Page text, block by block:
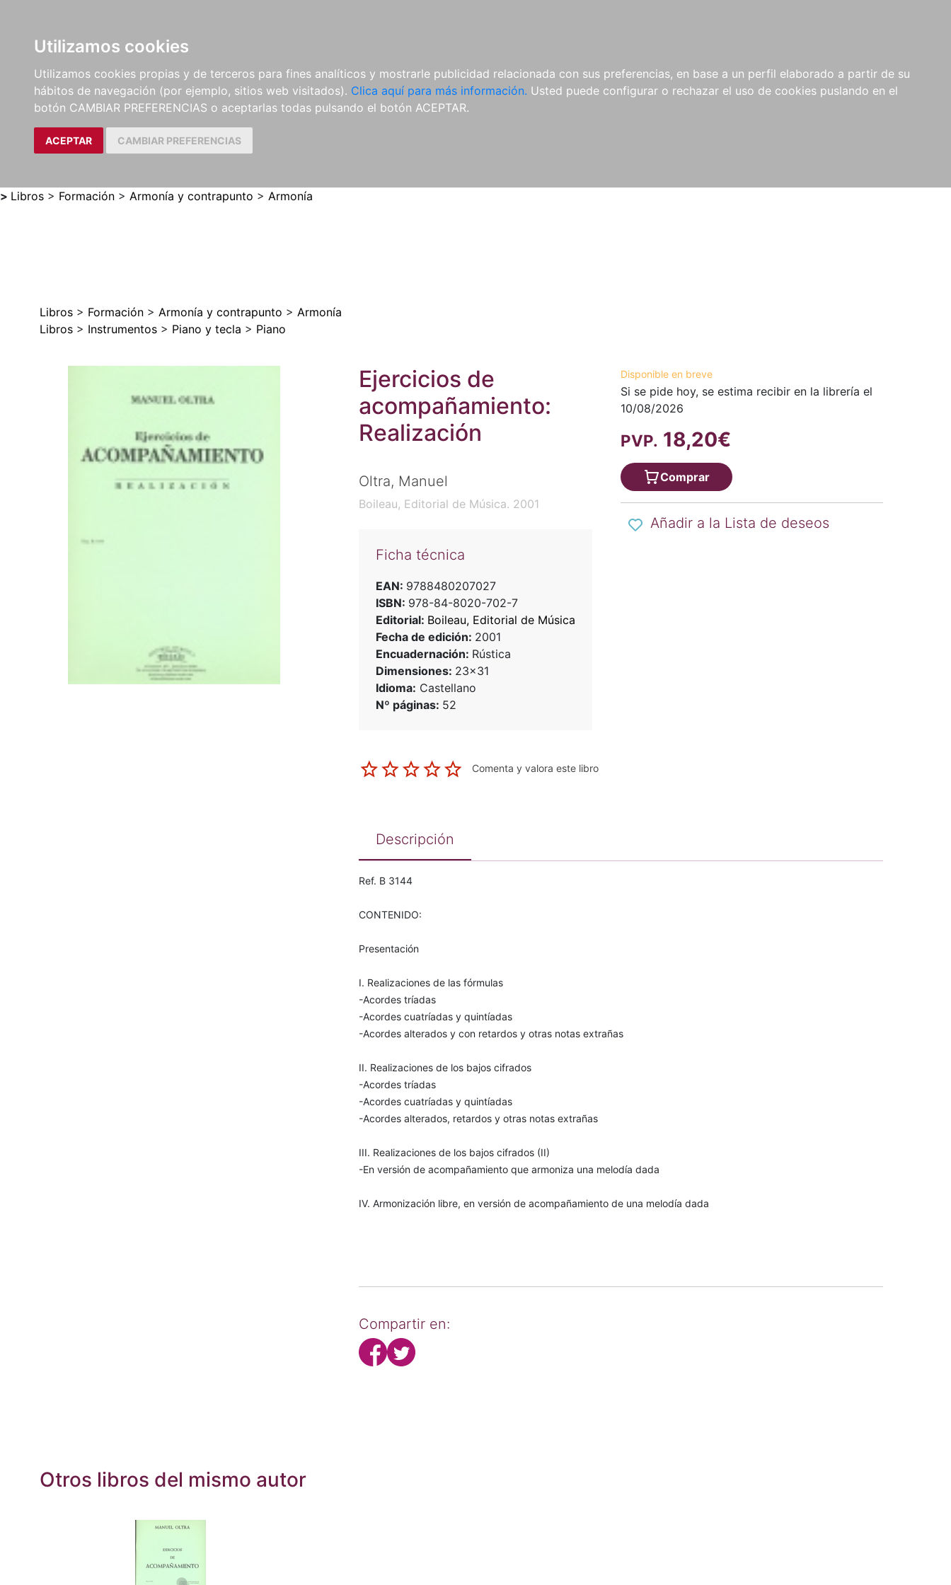
Utilizamos cookies
Utilizamos cookies propias y de terceros para fines analíticos y mostrarle publicidad relacionada con sus preferencias, en base a un perfil elaborado a partir de su
hábitos de navegación (por ejemplo, sitios web visitados). Clica aquí para más información. Usted puede configurar o rechazar el uso de cookies puslando en el
botón CAMBIAR PREFERENCIAS o aceptarlas todas pulsando el botón ACEPTAR.
ACEPTAR CAMBIAR PREFERENCIAS
LIBROS
MÉTODOS Y
EJERCICIOS
PARTITURAS Y EDICIONES
CRÍTICAS
REVISTAS
CDS Y
DVDS
MATERIAL
COMPLEMENTARIO
NOVEDADES NOTICIAS
COMPRAS
INSTITUCIONALES
> Libros > Formación > Armonía y contrapunto > Armonía
Libros > Formación > Armonía y contrapunto > Armonía
Libros > Instrumentos > Piano y tecla > Piano
Ejercicios de
acompañamiento:
Realización
Oltra, Manuel
Boileau, Editorial de Música. 2001
Ficha técnica
EAN: 9788480207027
ISBN: 978-84-8020-702-7
Editorial: Boileau, Editorial de Música
Fecha de edición: 2001
Encuadernación: Rústica
Dimensiones: 23x31
Idioma: Castellano
Nº páginas: 52
Comenta y valora este libro
Disponible en breve
Si se pide hoy, se estima recibir en la librería el
10/08/2026
PVP. 18,20€
Comprar
Añadir a la Lista de deseos
Descripción
Ref. B 3144
CONTENIDO:
Presentación
I. Realizaciones de las fórmulas
-Acordes tríadas
-Acordes cuatríadas y quintíadas
-Acordes alterados y con retardos y otras notas extrañas
II. Realizaciones de los bajos cifrados
-Acordes tríadas
-Acordes cuatríadas y quintíadas
-Acordes alterados, retardos y otras notas extrañas
III. Realizaciones de los bajos cifrados (II)
-En versión de acompañamiento que armoniza una melodía dada
IV. Armonización libre, en versión de acompañamiento de una melodía dada
Compartir en:
Otros libros del mismo autor